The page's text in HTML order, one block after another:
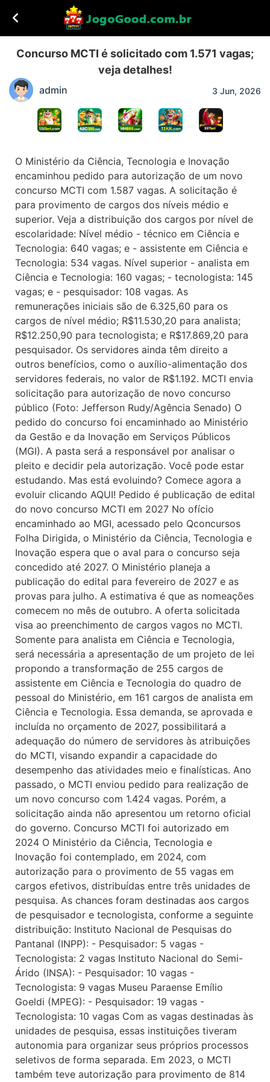
Concurso MCTI é solicitado com 1.571 vagas;
veja detalhes!
admin 3 Jun, 2026
O Ministério da Ciência, Tecnologia e Inovação
encaminhou pedido para autorização de um novo
concurso MCTI com 1.587 vagas. A solicitação é
para provimento de cargos dos níveis médio e
superior. Veja a distribuição dos cargos por nível de
escolaridade: Nível médio - técnico em Ciência e
Tecnologia: 640 vagas; e - assistente em Ciência e
Tecnologia: 534 vagas. Nível superior - analista em
Ciência e Tecnologia: 160 vagas; - tecnologista: 145
vagas; e - pesquisador: 108 vagas. As
remunerações iniciais são de 6.325,60 para os
cargos de nível médio; R$11.530,20 para analista;
R$12.250,90 para tecnologista; e R$17.869,20 para
pesquisador. Os servidores ainda têm direito a
outros benefícios, como o auxílio-alimentação dos
servidores federais, no valor de R$1.192. MCTI envia
solicitação para autorização de novo concurso
público (Foto: Jefferson Rudy/Agência Senado) O
pedido do concurso foi encaminhado ao Ministério
da Gestão e da Inovação em Serviços Públicos
(MGI). A pasta será a responsável por analisar o
pleito e decidir pela autorização. Você pode estar
estudando. Mas está evoluindo? Comece agora a
evoluir clicando AQUI! Pedido é publicação de edital
do novo concurso MCTI em 2027 No ofício
encaminhado ao MGI, acessado pelo Qconcursos
Folha Dirigida, o Ministério da Ciência, Tecnologia e
Inovação espera que o aval para o concurso seja
concedido até 2027. O Ministério planeja a
publicação do edital para fevereiro de 2027 e as
provas para julho. A estimativa é que as nomeações
comecem no mês de outubro. A oferta solicitada
visa ao preenchimento de cargos vagos no MCTI.
Somente para analista em Ciência e Tecnologia,
será necessária a apresentação de um projeto de lei
propondo a transformação de 255 cargos de
assistente em Ciência e Tecnologia do quadro de
pessoal do Ministério, em 161 cargos de analista em
Ciência e Tecnologia. Essa demanda, se aprovada e
incluída no orçamento de 2027, possibilitará a
adequação do número de servidores às atribuições
do MCTI, visando expandir a capacidade do
desempenho das atividades meio e finalísticas. Ano
passado, o MCTI enviou pedido para realização de
um novo concurso com 1.424 vagas. Porém, a
solicitação ainda não apresentou um retorno oficial
do governo. Concurso MCTI foi autorizado em
2024 O Ministério da Ciência, Tecnologia e
Inovação foi contemplado, em 2024, com
autorização para o provimento de 55 vagas em
cargos efetivos, distribuídas entre três unidades de
pesquisa. As chances foram destinadas aos cargos
de pesquisador e tecnologista, conforme a seguinte
distribuição: Instituto Nacional de Pesquisas do
Pantanal (INPP): - Pesquisador: 5 vagas -
Tecnologista: 2 vagas Instituto Nacional do Semi-
Árido (INSA): - Pesquisador: 10 vagas -
Tecnologista: 9 vagas Museu Paraense Emílio
Goeldi (MPEG): - Pesquisador: 19 vagas -
Tecnologista: 10 vagas Com as vagas destinadas às
unidades de pesquisa, essas instituições tiveram
autonomia para organizar seus próprios processos
seletivos de forma separada. Em 2023, o MCTI
também teve autorização para provimento de 814